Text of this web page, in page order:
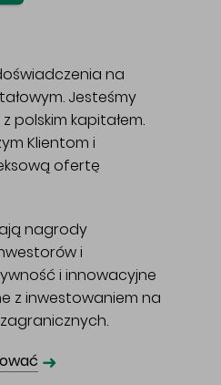
na
Jesteśmy
polskim kapitałem.
Klientom i
ofertę
nagrody
i
i innowacyjne
z inwestowaniem na
➜